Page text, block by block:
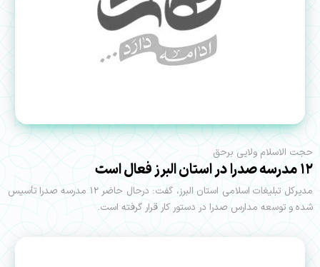
حجت الاسلام ولایی برحق
۱۲ مدرسه صدرا در استان البرز فعال است
مدیرکل تبلیغات اسلامی استان البرز، گفت: درحال حاضر ۱۲ مدرسه صدرا تأسیس
شده و توسعه مدارس صدرا در دستور کار قرار گرفته است.